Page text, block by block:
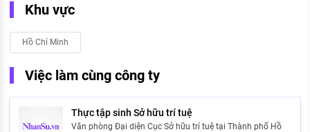
Khu vực
Hồ Chí Minh
Việc làm cùng công ty
Thực tập sinh Sở hữu trí tuệ
Văn phòng Đại diện Cục Sở hữu trí tuệ tại Thành phố Hồ